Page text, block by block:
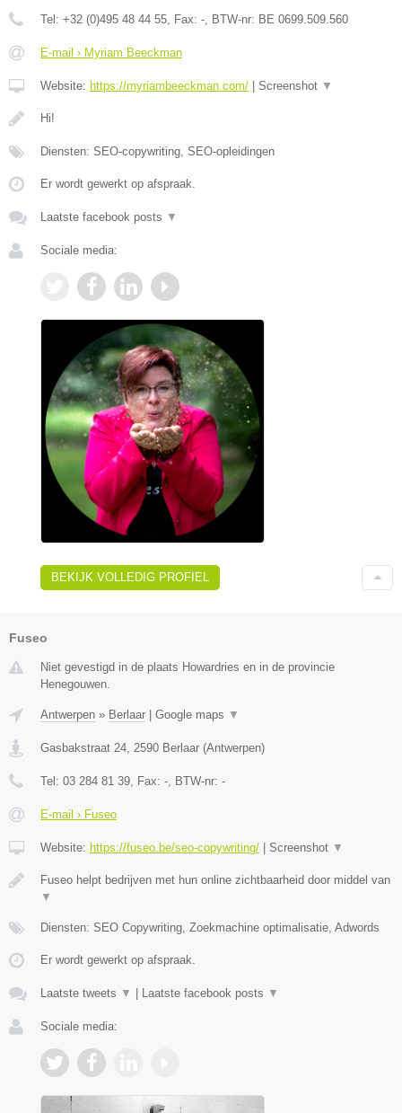
Tel: +32 (0)495 48 44 55 , Fax: - , BTW-nr: BE 0699.509.560
E-mail › Myriam Beeckman
Website: https://myriambeeckman.com/ Screenshot ▼
Hi!
Diensten: SEO-copywriting, SEO-opleidingen
Er wordt gewerkt op afspraak.
Laatste facebook posts ▼
Sociale media:
BEKIJK VOLLEDIG PROFIEL
Fuseo
Niet gevestigd in de plaats Howardries en in de provincie
Henegouwen.
Antwerpen » Berlaar Google maps ▼
Gasbakstraat 24 2590 Berlaar (Antwerpen)
Tel: 03 284 81 39 , Fax: - , BTW-nr: -
E-mail › Fuseo
Website: https://fuseo.be/seo-copywriting/ Screenshot ▼
Fuseo helpt bedrijven met hun online zichtbaarheid door middel van
▼
Diensten: SEO Copywriting, Zoekmachine optimalisatie, Adwords
Er wordt gewerkt op afspraak.
Laatste tweets ▼ Laatste facebook posts ▼
Sociale media: